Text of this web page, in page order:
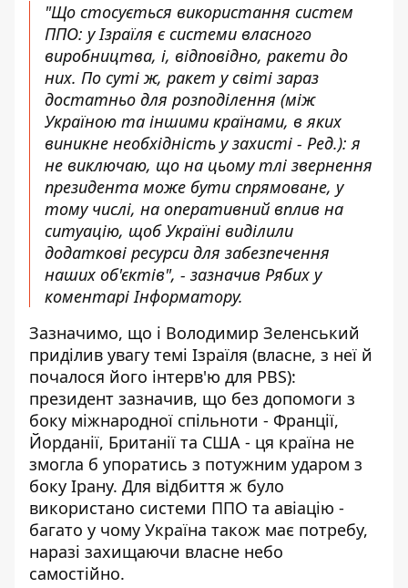
"Що стосується використання систем
ППО: у Ізраїля є системи власного
виробництва, і, відповідно, ракети до
них. По суті ж, ракет у світі зараз
достатньо для розподілення (між
Україною та іншими країнами, в яких
виникне необхідність у захисті - Ред.): я
не виключаю, що на цьому тлі звернення
президента може бути спрямоване, у
тому числі, на оперативний вплив на
ситуацію, щоб Україні виділили
додаткові ресурси для забезпечення
наших об'єктів", - зазначив Рябих у
коментарі Інформатору.
Зазначимо, що і Володимир Зеленський
приділив увагу темі Ізраїля (власне, з неї й
почалося його інтерв'ю для PBS):
президент зазначив, що без допомоги з
боку міжнародної спільноти - Франції,
Йорданії, Британії та США - ця країна не
змогла б упоратись з потужним ударом з
боку Ірану. Для відбиття ж було
використано системи ППО та авіацію -
багато у чому Україна також має потребу,
наразі захищаючи власне небо
самостійно.